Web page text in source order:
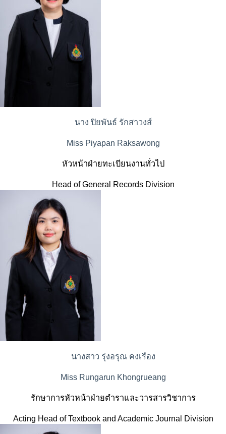
นาง ปิยพันธ์ รักสาวงส์
Miss Piyapan Raksawong
หัวหน้าฝ่ายทะเบียนงานทั่วไป
Head of General Records Division
นางสาว รุ่งอรุณ คงเรือง
Miss Rungarun Khongrueang
รักษาการหัวหน้าฝ่ายตำราและวารสารวิชาการ
Acting Head of Textbook and Academic Journal Division